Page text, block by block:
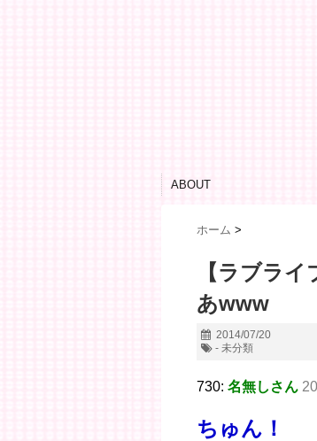
ABOUT
ホーム >
【ラブラ
あwww
2014/07/20
- 未分類
730: 名無しさん
ちゅん！